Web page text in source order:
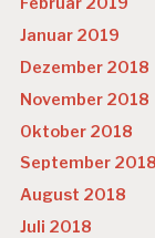
Januar 2019
Dezember 2018
November 2018
Oktober 2018
September 2018
August 2018
Juli 2018